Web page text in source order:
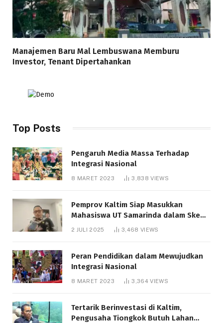
Manajemen Baru Mal Lembuswana Memburu
Investor, Tenant Dipertahankan
Top Posts
Pengaruh Media Massa Terhadap
Integrasi Nasional
8 MARET 2023 3,838VIEWS
Pemprov Kaltim Siap Masukkan
Mahasiswa UT Samarinda dalam Skema
Bantuan Pendidikan Gratispol
2 JULI 2025 3,468 VIEWS
Peran Pendidikan dalam Mewujudkan
Integrasi Nasional
8 MARET 2023 3,364VIEWS
Tertarik Berinvestasi di Kaltim,
Pengusaha Tiongkok Butuh Lahan